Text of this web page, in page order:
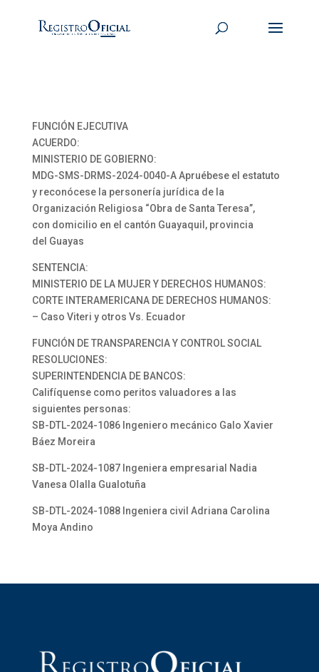
FUNCIÓN EJECUTIVA
ACUERDO:
MINISTERIO DE GOBIERNO:
MDG-SMS-DRMS-2024-0040-A Apruébese el estatuto
y reconócese la personería jurídica de la
Organización Religiosa “Obra de Santa Teresa”,
con domicilio en el cantón Guayaquil, provincia
del Guayas
SENTENCIA:
MINISTERIO DE LA MUJER Y DERECHOS HUMANOS:
CORTE INTERAMERICANA DE DERECHOS HUMANOS:
– Caso Viteri y otros Vs. Ecuador
FUNCIÓN DE TRANSPARENCIA Y CONTROL SOCIAL
RESOLUCIONES:
SUPERINTENDENCIA DE BANCOS:
Califíquense como peritos valuadores a las
siguientes personas:
SB-DTL-2024-1086 Ingeniero mecánico Galo Xavier
Báez Moreira
SB-DTL-2024-1087 Ingeniera empresarial Nadia
Vanesa Olalla Gualotuña
SB-DTL-2024-1088 Ingeniera civil Adriana Carolina
Moya Andino